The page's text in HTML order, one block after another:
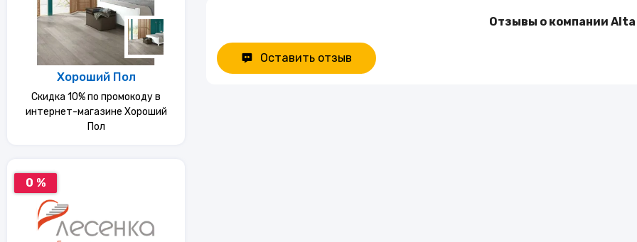
Отзывы о компании
Оставить отзыв
Хороший Пол
Скидка 10% по промокоду в
интернет-магазине Хороший
Пол
0 %